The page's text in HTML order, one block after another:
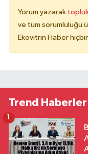
Yorum yazarak
ve tüm sorumluluğu
Ekovitrin Haber
Trend Haberler
1